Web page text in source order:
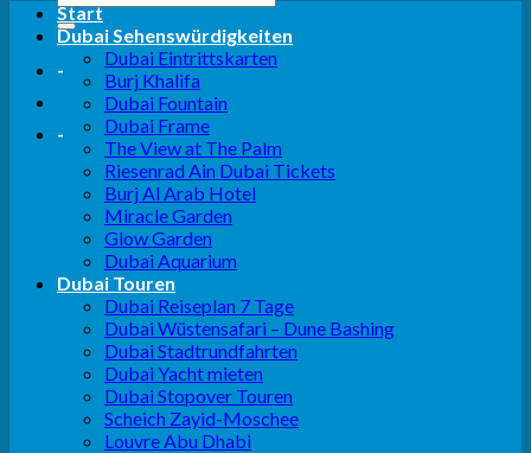
-
-
Start
Dubai Sehenswürdigkeiten
Dubai Eintrittskarten
Burj Khalifa
Dubai Fountain
Dubai Frame
The View at The Palm
Riesenrad Ain Dubai Tickets
Burj Al Arab Hotel
Miracle Garden
Glow Garden
Dubai Aquarium
Dubai Touren
Dubai Reiseplan 7 Tage
Dubai Wüstensafari – Dune Bashing
Dubai Stadtrundfahrten
Dubai Yacht mieten
Dubai Stopover Touren
Scheich Zayid-Moschee
Louvre Abu Dhabi